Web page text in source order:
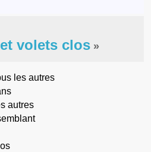
volets clos »
les autres
autres